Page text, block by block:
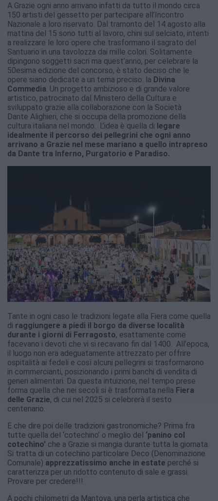
A Grazie ogni anno arrivano infatti da tutto il mondo circa
150 artisti del gessetto per partecipare all’Incontro
Nazionale a loro riservato. Dal tramonto del 14 agosto alla
mattina del 15 sono tutti al lavoro, chini sul selciato, intenti
a realizzare le loro opere che trasformano il sagrato del
Santuario in una tavolozza dai mille colori. Solitamente
dipingono soggetti sacri ma quest’anno, per celebrare la
50esima edizione del concorso, è stato deciso che le
opere siano dedicate a un tema preciso: la Divina
Commedia . Un progetto ambizioso e di grande valore
artistico, patrocinato dal Ministero della Cultura e
sviluppato grazie alla collaborazione con la Società
Dante Alighieri, che si occupa della promozione della
cultura italiana nel mondo. L’idea è quella di legare
idealmente il percorso dei pellegrini che ogni anno
arrivano a Grazie nel mese mariano a quello intrapreso
da Dante tra Inferno, Purgatorio e Paradiso.
Tante in ogni caso le tradizioni legate alla Fiera come quella
di raggiungere a piedi il borgo da diverse località
durante i giorni di Ferragosto, esattamente come
facevano i devoti che vi si recavano fin dal 1400. All’epoca,
il luogo non era adeguatamente attrezzato per offrire
ospitalità ai fedeli e così alcuni pellegrini si trasformarono
in commercianti, posizionando i primi banchi di vendita di
generi alimentari. Da questa intuizione, nel tempo prese
forma quella che nei secoli si è trasformata nella Fiera
delle Grazie, di cui nel 2025 si celebrerà il sesto
centenario.
E che dire poi delle tradizioni gastronomiche? Prima fra
tutte quella del ‘cotechino’ o meglio del ‘panino col
cotechino’ che a Grazie si mangia durante tutta la giornata.
Si tratta di un cotechino particolare Deco (Denominazione
Comunale) apprezzatissimo anche in estate perché si
caratterizza per un ridotto contenuto di sale e grassi.
Provare per credere!!!
A pochi chilometri da Mantova, una perla artistica che